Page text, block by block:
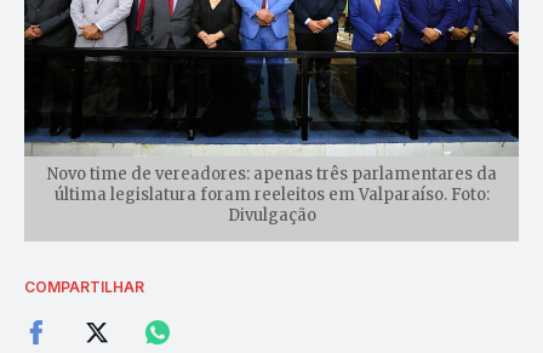
Novo time de vereadores: apenas três parlamentares da
última legislatura foram reeleitos em Valparaíso. Foto:
Divulgação
COMPARTILHAR